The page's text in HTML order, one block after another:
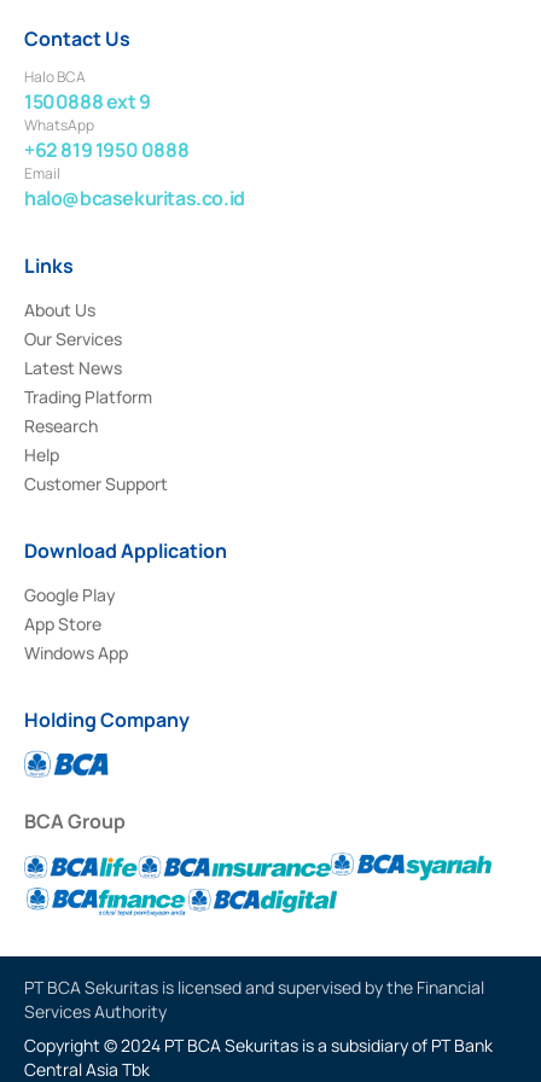
Contact Us
Halo BCA
1500888 ext 9
WhatsApp
+62 819 1950 0888
Email
halo@bcasekuritas.co.id
Links
About Us
Our Services
Latest News
Trading Platform
Research
Help
Customer Support
Download Application
Google Play
App Store
Windows App
Holding Company
BCA Group
PT BCA Sekuritas is licensed and supervised by the Financial
Services Authority
Copyright © 2024 PT BCA Sekuritas is a subsidiary of PT Bank
Central Asia Tbk